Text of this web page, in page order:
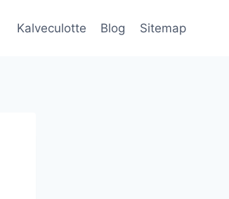
Kalveculotte Blog Sitemap